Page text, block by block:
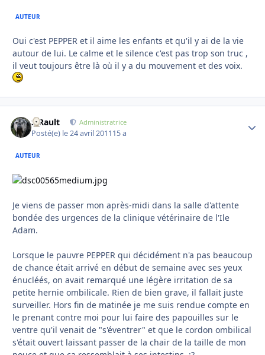
AUTEUR
Oui c'est PEPPER et il aime les enfants et qu'il y ai de la vie
autour de lui. Le calme et le silence c'est pas trop son truc ,
il veut toujours être là où il y a du mouvement et des voix.
S.Rault Administratrice
Posté(e) le 24 avril 201115 a
AUTEUR
Je viens de passer mon après-midi dans la salle d'attente
bondée des urgences de la clinique vétérinaire de l'Ile
Adam.
Lorsque le pauvre PEPPER qui décidément n'a pas beaucoup
de chance était arrivé en début de semaine avec ses yeux
énucléés, on avait remarqué une légère irritation de sa
petite hernie ombilicale. Rien de bien grave, il fallait juste
surveiller. Hors fin de matinée je me suis rendue compte en
le prenant contre moi pour lui faire des papouilles sur le
ventre qu'il venait de "s'éventrer" et que le cordon ombilical
s'était ouvert laissant passer de la chair de la taille de mon